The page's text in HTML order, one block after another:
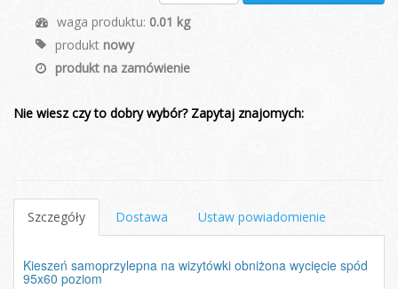
waga produktu: 0.01 kg
produkt nowy
produkt na zamówienie
Nie wiesz czy to dobry wybór? Zapytaj znajomych:
Szczegóły Dostawa Ustaw powiadomienie
Kieszeń samoprzylepna na wizytówki obniżona wycięcie spód
95x60 poziom